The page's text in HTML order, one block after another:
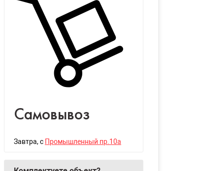
Самовывоз
Завтра, с Промышленный пр.10а